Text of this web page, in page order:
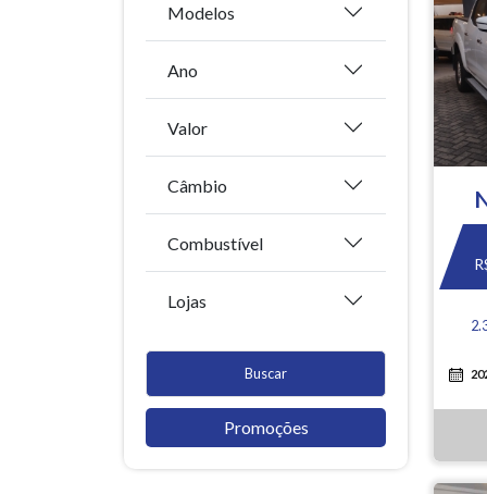
Modelos
Ano
Valor
Câmbio
Combustível
Lojas
Buscar
Promoções